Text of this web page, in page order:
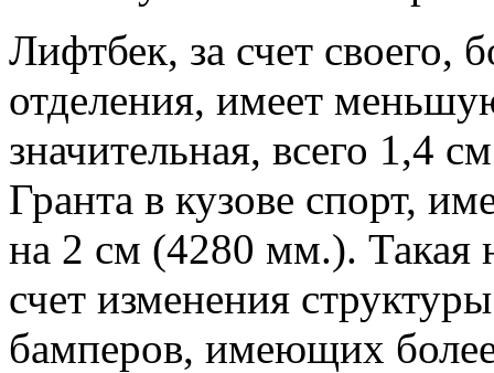
Лифтбек, за счет своего,
отделения, имеет
значительная, всего 1,4
Гранта в кузове спорт,
на 2 см (4280 мм.). Такая
счет изменения
бамперов, имеющих